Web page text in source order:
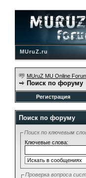
MUruZ.ru
MUruZ MU Online
Поиск по форуму
Регистрация
Поиск по форуму
Поиск по ключевым
Ключевые слова:
Проверка вопроса